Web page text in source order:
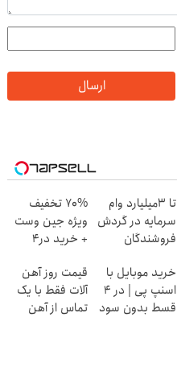
ارسال
تا 3میلیارد وام
سرمایه در گردش
فروشندگان
70% تخفیف
ویژه جین وست
+ خرید در4
خرید موبایل با
اسنپ پی | در ۴
قسط بدون سود
قیمت روز آهن
آلات فقط با یک
تماس از آهن